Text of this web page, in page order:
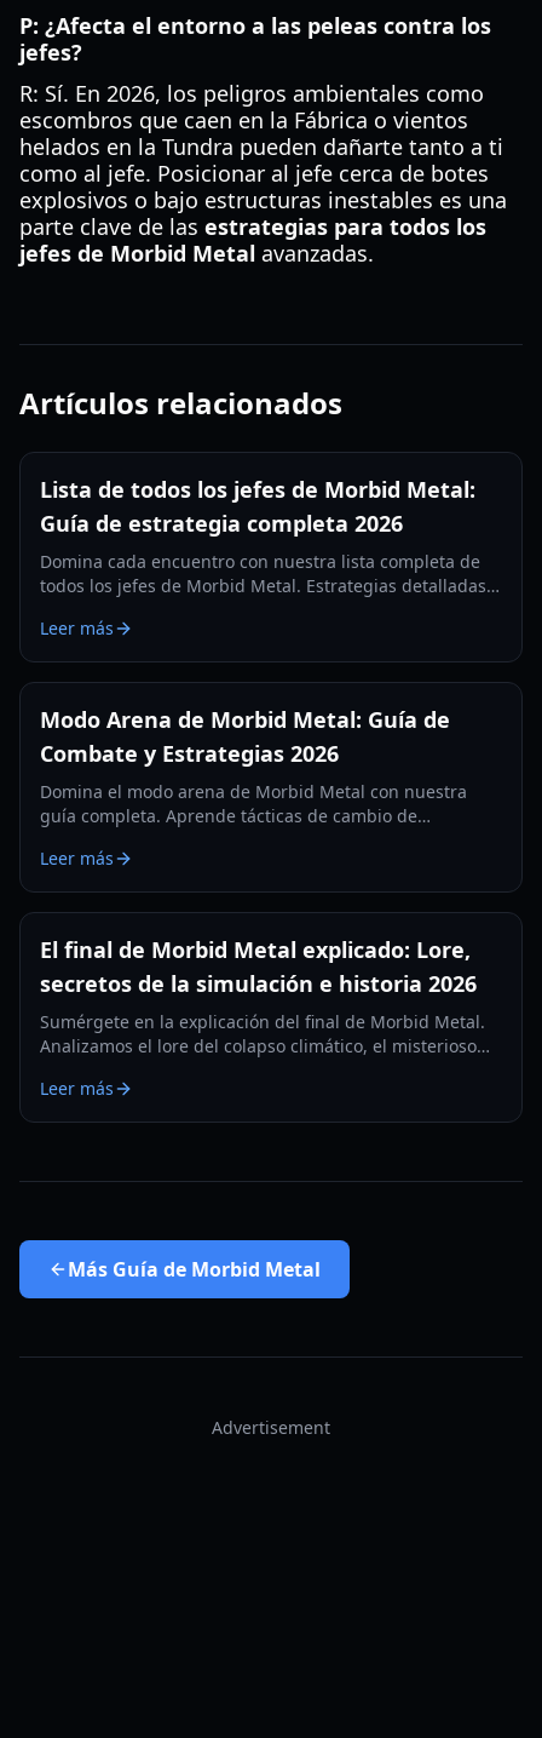
P: ¿Afecta el entorno a las peleas contra los
jefes?
R: Sí. En 2026, los peligros ambientales como
escombros que caen en la Fábrica o vientos
helados en la Tundra pueden dañarte tanto a ti
como al jefe. Posicionar al jefe cerca de botes
explosivos o bajo estructuras inestables es una
parte clave de las estrategias para todos los
jefes de Morbid Metal avanzadas.
Artículos relacionados
Lista de todos los jefes de Morbid Metal:
Guía de estrategia completa 2026
Domina cada encuentro con nuestra lista completa de
todos los jefes de Morbid Metal. Estrategias detalladas
recompensas para la edición 2026.
Leer más
Modo Arena de Morbid Metal: Guía de
Combate y Estrategias 2026
Domina el modo arena de Morbid Metal con nuestra
guía completa. Aprende tácticas de cambio de
de rendimiento para la experiencia definitiva de hack-
and-slash.
Leer más
El final de Morbid Metal explicado: Lore,
secretos de la simulación e historia 2026
Sumérgete en la explicación del final de Morbid Metal.
Analizamos el lore del colapso climático, el misterioso
Leer más
Más Guía de Morbid Metal
Advertisement